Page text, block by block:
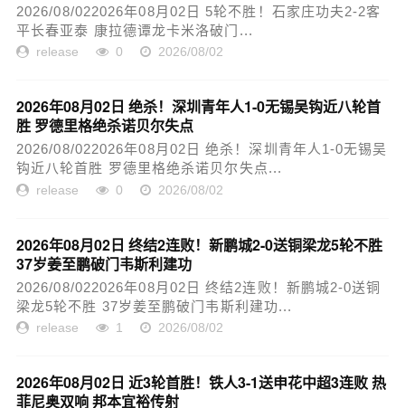
2026/08/022026年08月02日 5轮不胜！石家庄功夫2-2客
平长春亚泰 康拉德谭龙卡米洛破门...
release 0 2026/08/02
2026年08月02日 绝杀！深圳青年人1-0无锡吴钩近八轮首
胜 罗德里格绝杀诺贝尔失点
2026/08/022026年08月02日 绝杀！深圳青年人1-0无锡吴
钩近八轮首胜 罗德里格绝杀诺贝尔失点...
release 0 2026/08/02
2026年08月02日 终结2连败！新鹏城2-0送铜梁龙5轮不胜
37岁姜至鹏破门韦斯利建功
2026/08/022026年08月02日 终结2连败！新鹏城2-0送铜
梁龙5轮不胜 37岁姜至鹏破门韦斯利建功...
release 1 2026/08/02
2026年08月02日 近3轮首胜！铁人3-1送申花中超3连败 热
菲尼奥双响 邦本宜裕传射